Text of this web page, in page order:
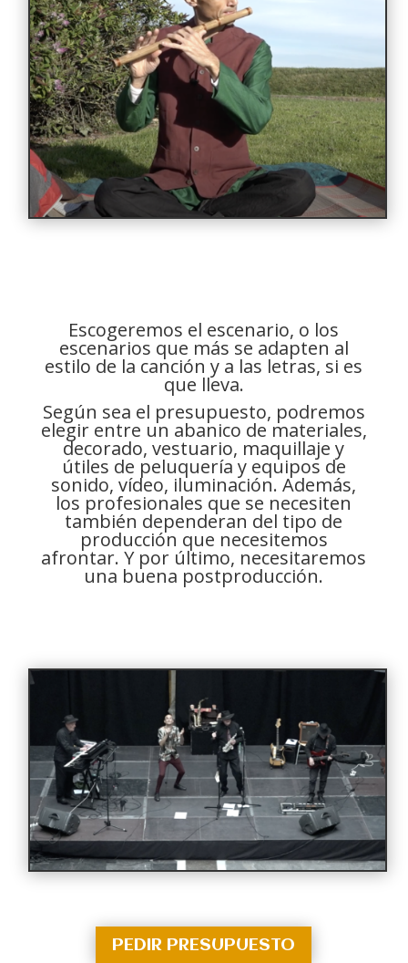
Escogeremos el escenario, o los
escenarios que más se adapten al
estilo de la canción y a las letras, si es
que lleva.
Según sea el presupuesto, podremos
elegir entre un abanico de materiales,
decorado, vestuario, maquillaje y
útiles de peluquería y equipos de
sonido, vídeo, iluminación. Además,
los profesionales que se necesiten
también dependeran del tipo de
producción que necesitemos
afrontar. Y por último, necesitaremos
una buena postproducción.
PEDIR PRESUPUESTO